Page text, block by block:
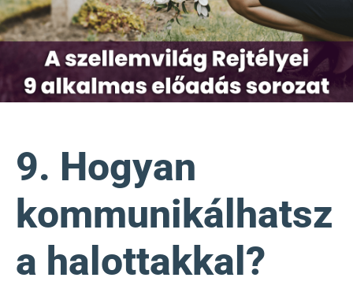
9. Hogyan
kommunikálhatsz
a halottakkal?